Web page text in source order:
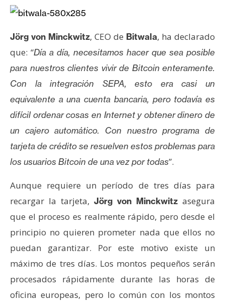
e
m
I
A
A
n
á
s
s
o
t
a
s
Jörg von Minckwitz, CEO de Bitwala, ha declarado
que: “Día a día, necesitamos hacer que sea posible
para nuestros clientes vivir de Bitcoin enteramente.
Con la integración SEPA, esto era casi un
equivalente a una cuenta bancaria, pero todavía es
difícil ordenar cosas en Internet y obtener dinero de
un cajero automático. Con nuestro programa de
tarjeta de crédito se resuelven estos problemas para
los usuarios Bitcoin de una vez por todas”.
Aunque requiere un período de tres días para
recargar la tarjeta, Jörg von Minckwitz asegura
que el proceso es realmente rápido, pero desde el
principio no quieren prometer nada que ellos no
puedan garantizar. Por este motivo existe un
máximo de tres días. Los montos pequeños serán
procesados rápidamente durante las horas de
oficina europeas, pero lo común con los montos